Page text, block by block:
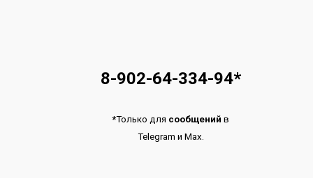
8-902-64-334-94*
*Только для сообщений в
Telegram и Max.